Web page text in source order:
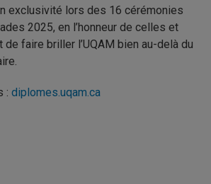
exclusivité lors des 16 cérémonies
2025, en l’honneur de celles et
de faire briller l’UQAM bien au-delà du
: diplomes.uqam.ca